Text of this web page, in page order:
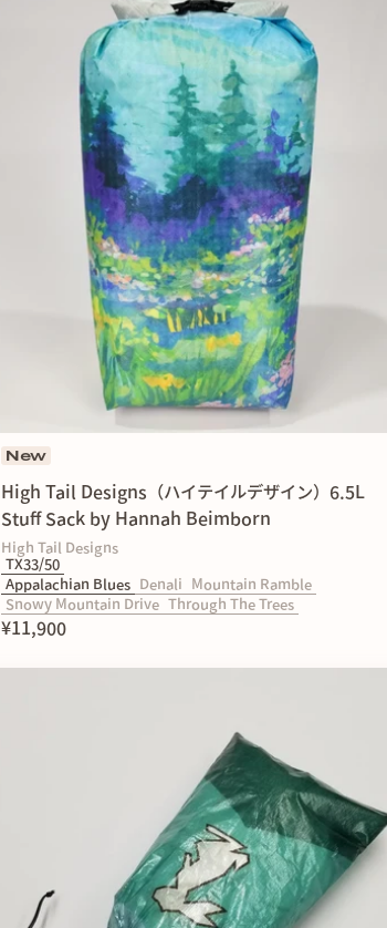
New
High Tail Designs（ハイテイルデザイン）6.5L
Stuff Sack by Hannah Beimborn
High Tail Designs
TX33/50
Appalachian Blues
Denali
Mountain Ramble
Snowy Mountain Drive
Through The Trees
¥11,900